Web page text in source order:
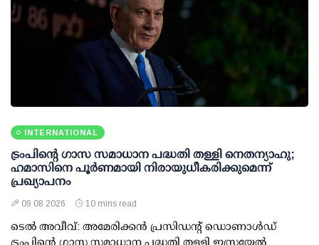
INTERNATIONAL
ട്രംപിന്റെ ഗാസ സമാധാന പദ്ധതി തള്ളി നെതന്യാഹു;
ഹമാസിനെ പൂര്‍ണമായി നിരായുധീകരിക്കുമെന്ന്
പ്രഖ്യാപനം
09 08 2026 10 mins read
ടെല്‍ അവീവ്: അമേരിക്കന്‍ പ്രസിഡന്റ് ഡൊണാള്‍ഡ്
ട്രംപിന്റെ ഗാസ സമാധാന പദ്ധതി തള്ളി ഇസ്രയേല്‍